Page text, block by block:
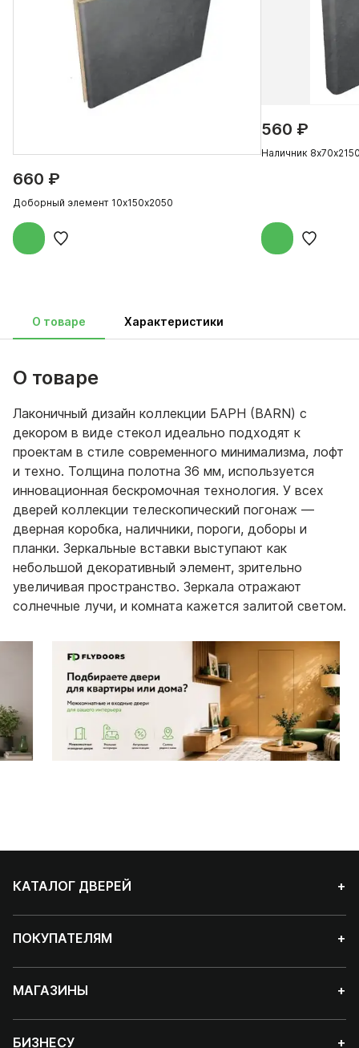
660 ₽
Доборный элемент 10х150х2050
560 ₽
Наличник
О товаре Характеристики
О товаре
Лаконичный дизайн коллекции БАРН (BARN) с
декором в виде стекол идеально подходят к
проектам в стиле современного минимализма, лофт
и техно. Толщина полотна 36 мм, используется
инновационная бескромочная технология. У всех
дверей коллекции телескопический погонаж —
дверная коробка, наличники, пороги, доборы и
планки. Зеркальные вставки выступают как
небольшой декоративный элемент, зрительно
увеличивая пространство. Зеркала отражают
солнечные лучи, и комната кажется залитой светом.
КАТАЛОГ ДВЕРЕЙ +
ПОКУПАТЕЛЯМ +
МАГАЗИНЫ +
БИЗНЕСУ +